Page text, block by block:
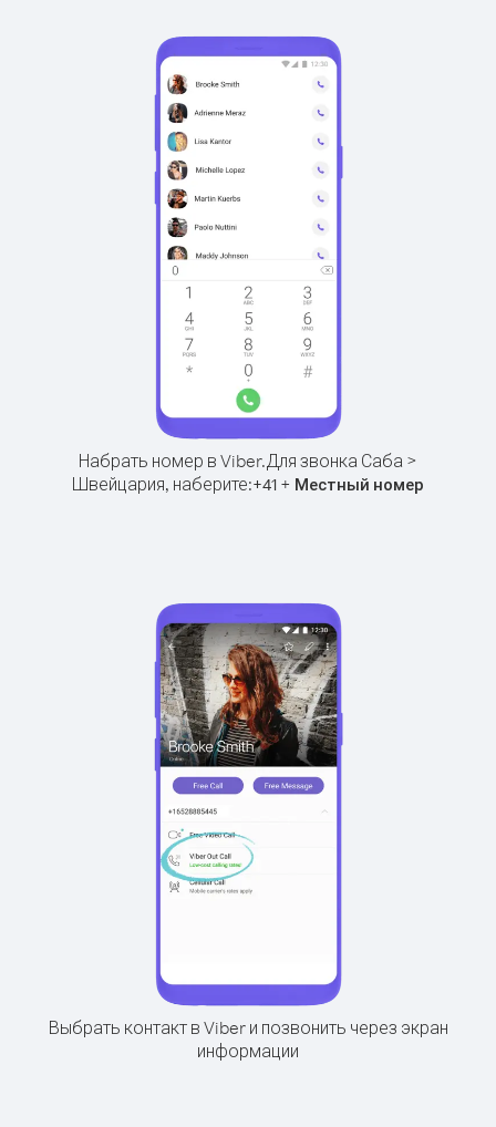
Набрать номер в Viber.Для звонка Саба >
Швейцария, наберите:+41 + Местный номер
Выбрать контакт в Viber и позвонить через экран
информации